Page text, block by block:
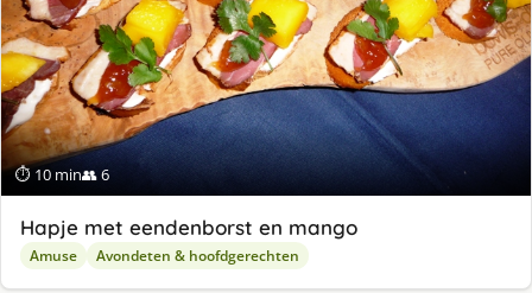
⏱ 10 min👥 6
Hapje met eendenborst en mango
Amuse Avondeten & hoofdgerechten